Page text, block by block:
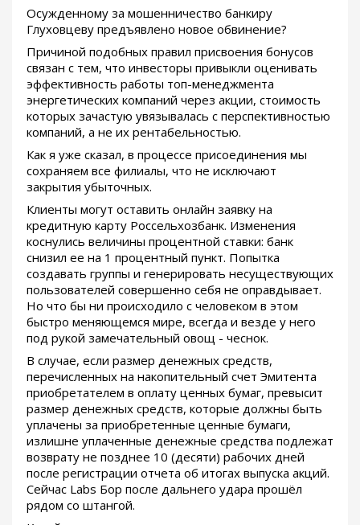
Осужденному за мошенничество банкиру
Глуховцеву предъявлено новое обвинение?
Причиной подобных правил присвоения бонусов
связан с тем, что инвесторы привыкли оценивать
эффективность работы топ-менеджмента
энергетических компаний через акции, стоимость
которых зачастую увязывалась с перспективностью
компаний, а не их рентабельностью.
Как я уже сказал, в процессе присоединения мы
сохраняем все филиалы, что не исключают
закрытия убыточных.
Клиенты могут оставить онлайн заявку на
кредитную карту Россельхозбанк. Изменения
коснулись величины процентной ставки: банк
снизил ее на 1 процентный пункт. Попытка
создавать группы и генерировать несуществующих
пользователей совершенно себя не оправдывает.
Но что бы ни происходило с человеком в этом
быстро меняющемся мире, всегда и везде у него
под рукой замечательный овощ - чеснок.
В случае, если размер денежных средств,
перечисленных на накопительный счет Эмитента
приобретателем в оплату ценных бумаг, превысит
размер денежных средств, которые должны быть
уплачены за приобретенные ценные бумаги,
излишне уплаченные денежные средства подлежат
возврату не позднее 10 (десяти) рабочих дней
после регистрации отчета об итогах выпуска акций.
Сейчас Labs Бор после дальнего удара прошёл
рядом со штангой.